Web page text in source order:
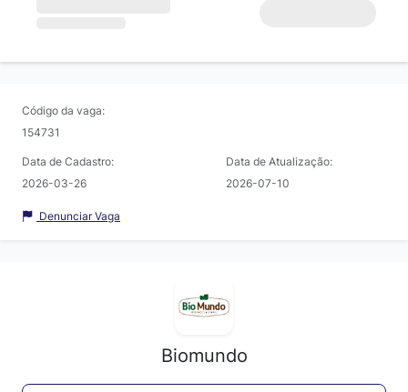
Código da vaga:
154731
Data de Cadastro:
2026-03-26
Data de Atualização:
2026-07-10
Denunciar Vaga
Biomundo